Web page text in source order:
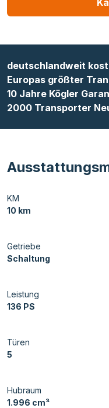
deutschlandweit
Europas größter
10 Jahre Kögler
2000 Transporter
KM
10 km
Getriebe
Schaltung
Leistung
136 PS
Türen
5
Hubraum
1.996 cm³